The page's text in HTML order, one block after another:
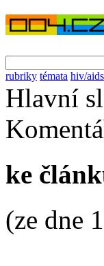
rubriky témata hiv/aids
Hlavní
ke
(ze dne